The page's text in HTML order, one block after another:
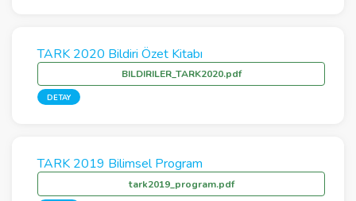
TARK 2020 Bildiri Özet Kitabı
BILDIRILER_TARK2020.pdf
DETAY
TARK 2019 Bilimsel Program
tark2019_program.pdf